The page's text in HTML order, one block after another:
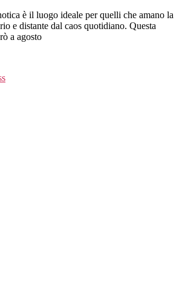
è il luogo ideale per quelli che amano la
e distante dal caos quotidiano. Questa
a agosto